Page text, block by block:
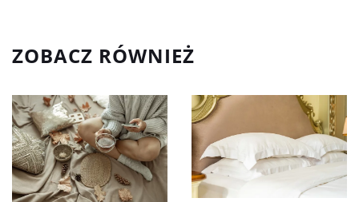
ZOBACZ RÓWNIEŻ